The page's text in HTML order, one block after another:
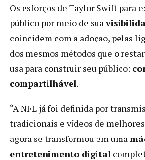
Os esforços de Taylor Swift para
público por meio de sua
coincidem com a adoção, pelas
dos mesmos métodos que o
usa para construir seu público:
compartilhável.
“A NFL já foi definida por
tradicionais e vídeos de
agora se transformou em uma
entretenimento digital